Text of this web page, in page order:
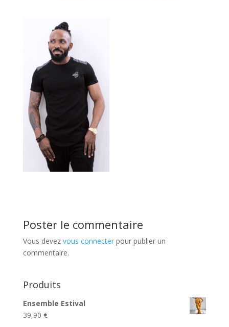
Poster le commentaire
Vous devez vous connecterpour publier un
commentaire.
Produits
Ensemble Estival
39,90 €